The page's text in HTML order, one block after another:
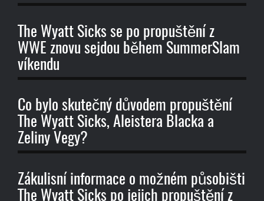
The Wyatt Sicks se po propuštění z
WWE znovu sejdou během SummerSlam
víkendu
Co bylo skutečný důvodem propuštění
The Wyatt Sicks, Aleistera Blacka a
Zeliny Vegy?
Zákulisní informace o možném působišti
The Wyatt Sicks po jejich propuštění z